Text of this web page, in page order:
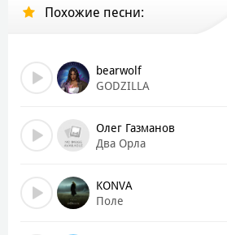
Ну где же мне взять силы?
Они думали ты болен
Один в поле воин
Воин в поле один
А ты - не победим
Летаю в темноте
Похожие песни:
bearwolf
GODZILLA
Олег Газманов
Два Орла
KONVA
Поле